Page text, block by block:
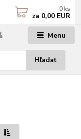
Menu
Hľadať
0 ks
za 0,00 EUR